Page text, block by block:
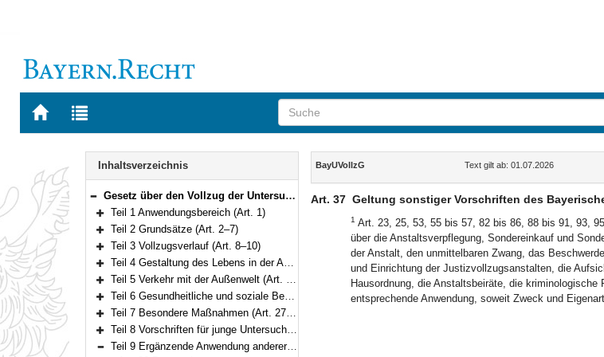
Zur
BAYERN.RECHT
Zur
letzten
Navigation
Inhaltsverzeichnis
Bereich reduzieren
Gesetz über den Vollzug der Untersuchungshaft (Bayerisches Untersuchungshaftvollzugsgesetz – BayUVollzG) Vom 20. Dezember 2011 (GVBl. S. 678) BayRS 312-1-J (Art. 1–40)
Bereich erweitern
Teil 1 Anwendungsbereich (Art. 1)
Bereich erweitern
Teil 2 Grundsätze (Art. 2–7)
Bereich erweitern
Teil 3 Vollzugsverlauf (Art. 8–10)
Bereich erweitern
Teil 4 Gestaltung des Lebens in der Anstalt (Art. 11–14)
Bereich erweitern
Teil 5 Verkehr mit der Außenwelt (Art. 15–24)
Bereich erweitern
Teil 6 Gesundheitliche und soziale Betreuung (Art. 25–26)
Bereich erweitern
Teil 7 Besondere Maßnahmen (Art. 27–28)
Bereich erweitern
Teil 8 Vorschriften für junge Untersuchungsgefangene (Art. 29–35)
Teil 9 Ergänzende Anwendung anderer Gesetze (Art. 36–37)
Inhalt
BayUVollzG Text gilt ab: 01.07.2026
Art. 37 Geltung sonstiger Vorschriften des
1 Art. 23, 25, 53, 55 bis 57, 82 bis 86, 88 bis 91, 93,
über die Anstaltsverpflegung, Sondereinkauf und
der Anstalt, den unmittelbaren Zwang, das
und Einrichtung der Justizvollzugsanstalten, die
Hausordnung, die Anstaltsbeiräte, die
entsprechende Anwendung, soweit Zweck und